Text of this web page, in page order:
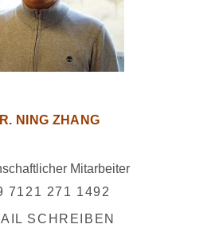
NING ZHANG
Mitarbeiter
7121 271 1492
SCHREIBEN